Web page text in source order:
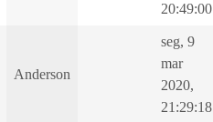
20:49:00
Anderson
seg, 9
mar
2020,
21:29:18